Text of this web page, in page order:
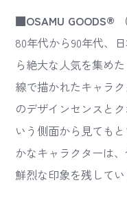
■OSAMU GOODS®
80年代から90年代、
ら絶大な人気を集め
線で描かれたキャラ
のデザインセンスと
いう側面から見ても
かなキャラクターは
鮮烈な印象を残してい